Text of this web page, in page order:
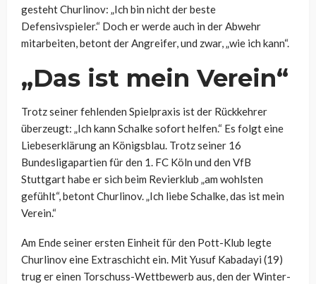
gesteht Churlinov: „Ich bin nicht der beste
Defensivspieler.“ Doch er werde auch in der Abwehr
mitarbeiten, betont der Angreifer, und zwar, „wie ich kann“.
„Das ist mein Verein“
Trotz seiner fehlenden Spielpraxis ist der Rückkehrer
überzeugt: „Ich kann Schalke sofort helfen.“ Es folgt eine
Liebeserklärung an Königsblau. Trotz seiner 16
Bundesligapartien für den 1. FC Köln und den VfB
Stuttgart habe er sich beim Revierklub „am wohlsten
gefühlt“, betont Churlinov. „Ich liebe Schalke, das ist mein
Verein.“
Am Ende seiner ersten Einheit für den Pott-Klub legte
Churlinov eine Extraschicht ein. Mit Yusuf Kabadayi (19)
trug er einen Torschuss-Wettbewerb aus, den der Winter-